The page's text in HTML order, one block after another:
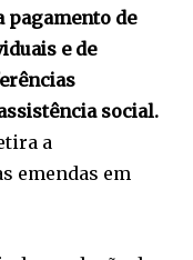
de
e de
social.
a
emendas em